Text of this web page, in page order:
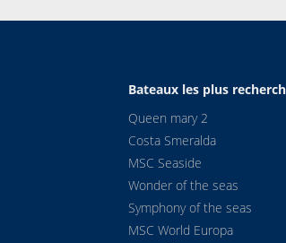
Bateaux les plus
Queen mary 2
Costa Smeralda
MSC Seaside
Wonder of the seas
Symphony of the seas
MSC World Europa